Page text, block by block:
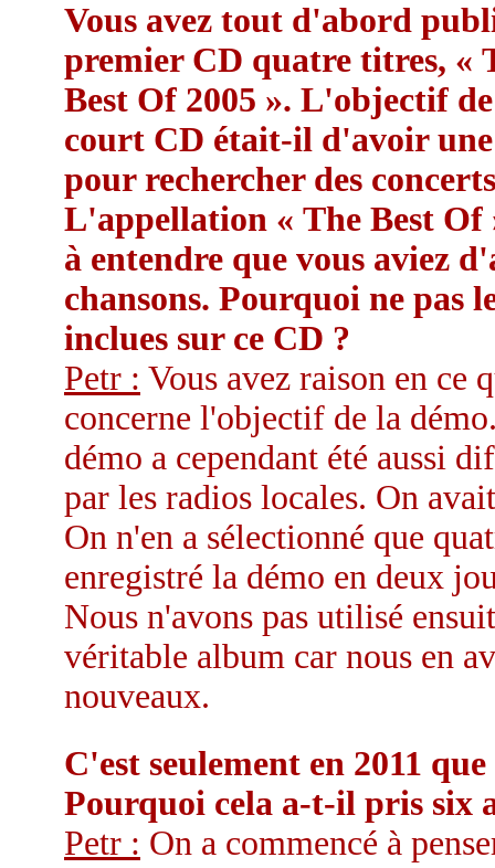
Vous avez tout d'abord
premier CD quatre titres, «
Best Of 2005 ». L'objectif
court CD était-il d'avoir
pour rechercher des
L'appellation « The Best Of
à entendre que vous aviez
chansons. Pourquoi ne pas
inclues sur ce CD ?
Petr : Vous avez raison en ce
concerne l'objectif de la
démo a cependant été aussi
par les radios locales. On
On n'en a sélectionné que
enregistré la démo en deux
Nous n'avons pas utilisé
véritable album car nous en
nouveaux.
C'est seulement en 2011
Pourquoi cela a-t-il pris six
Petr : On a commencé à